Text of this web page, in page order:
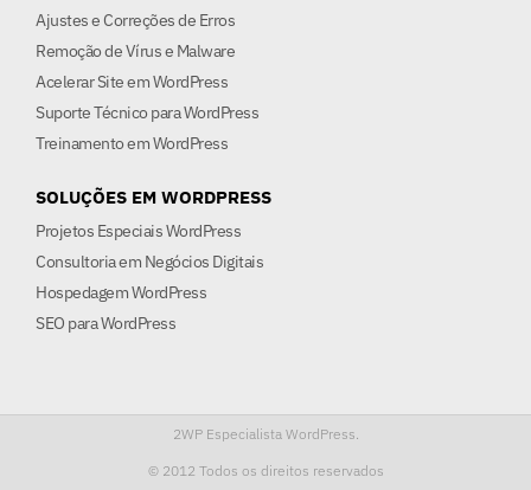
Ajustes e Correções de Erros
Remoção de Vírus e Malware
Acelerar Site em WordPress
Suporte Técnico para WordPress
Treinamento em WordPress
SOLUÇÕES EM WORDPRESS
Projetos Especiais WordPress
Consultoria em Negócios Digitais
Hospedagem WordPress
SEO para WordPress
2WP Especialista WordPress.
© 2012 Todos os direitos reservados